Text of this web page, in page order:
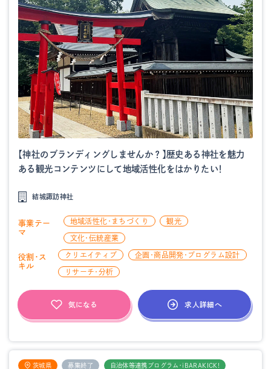
【神社のブランディングしませんか？】歴史ある神社を魅力
ある観光コンテンツにして地域活性化をはかりたい！
結城諏訪神社
事業テー
マ
地域活性化・まちづくり 観光
文化・伝統産業
役割・ス
キル
クリエイティブ 企画・商品開発・プログラム設計
リサーチ・分析
気になる 求人詳細へ
茨城県 募集終了 自治体等連携プログラム・iBARAKICK!